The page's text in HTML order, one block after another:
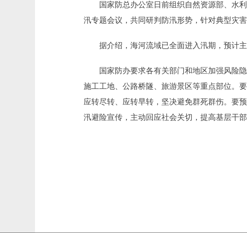
国家防总办公室日前组织自然资源部、水利
汛专题会议，共同研判防汛形势，针对典型灾
据介绍，海河流域已全面进入汛期，预计主
国家防办要求各有关部门和地区加强风险隐
施工工地、公路桥隧、旅游景区等重点部位。
应转尽转、应转早转，坚决避免群死群伤。要
汛避险宣传，主动回应社会关切，提高基层干